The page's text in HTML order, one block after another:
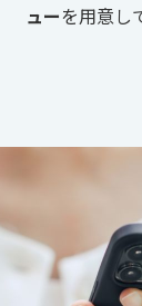
ューを用意し